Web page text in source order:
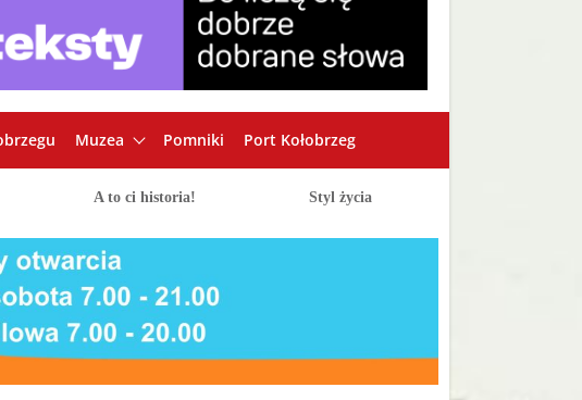
Muzea Pomniki Port Kołobrzeg
A to ci historia! Styl życia